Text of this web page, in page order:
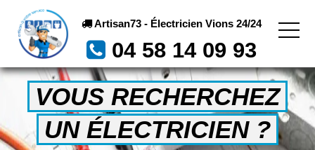
Artisan73 - Électricien Vions 24/24
04 58 14 09 93
VOUS RECHERCHEZ
UN ÉLECTRICIEN ?